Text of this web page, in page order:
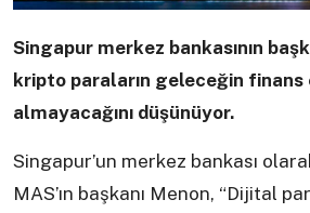
Singapur merkez bankasının
kripto paraların geleceğin
almayacağını düşünüyor.
Singapur’un merkez bankası
MAS’ın başkanı Menon, “Dijital